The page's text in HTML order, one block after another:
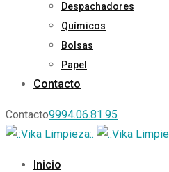
Despachadores
Químicos
Bolsas
Papel
Contacto
Contacto9994.06.81.95
Inicio